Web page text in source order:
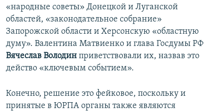
«народные советы» Донецкой и Луганской
областей, «законодательное собрание»
Запорожской области и Херсонскую «областную
думу». Валентина Матвиенко и глава Госдумы РФ
Вячеслав Володин приветствовали их, назвав это
действо «ключевым событием».
Конечно, решение это фейковое, поскольку и
принятые в ЮРПА органы также являются